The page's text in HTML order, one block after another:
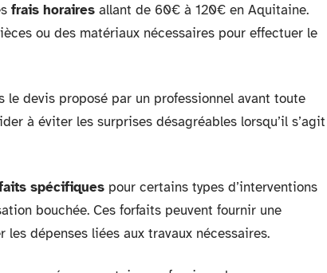
frais horaires allant de 60€ à 120€ en Aquitaine.
ou des matériaux nécessaires pour effectuer le
devis proposé par un professionnel avant toute
à éviter les surprises désagréables lorsqu’il s’agit
spécifiques pour certains types d’interventions
bouchée. Ces forfaits peuvent fournir une
dépenses liées aux travaux nécessaires.